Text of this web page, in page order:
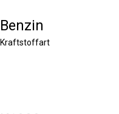
Benzin
Kraftstoffart